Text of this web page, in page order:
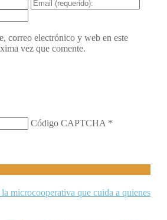
correo electrónico y web en este
vez que comente.
Código CAPTCHA *